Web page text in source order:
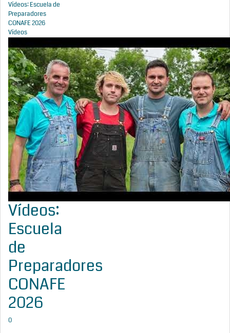
Vídeos: Escuela de
Preparadores
CONAFE 2026
Vídeos
Vídeos:
Escuela
de
Preparadores
CONAFE
2026
0